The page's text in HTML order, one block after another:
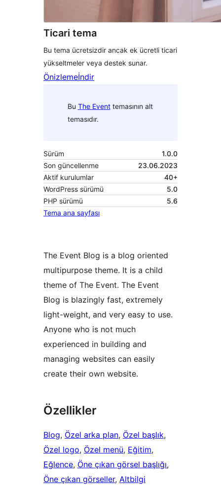
Ticari tema
Bu tema ücretsizdir ancak ek ücretli ticari
yükseltmeler veya destek sunar.
Önizlemeİndir
Bu The Eventtemasının alt
temasıdır.
Sürüm
1.0.0
Son güncellenme
23.06.2023
Aktif kurulumlar
40+
WordPress sürümü
5.0
PHP sürümü
5.6
Tema ana sayfası
The Event Blog is a blog oriented
multipurpose theme. It is a child
theme of The Event. The Event
Blog is blazingly fast, extremely
light-weight, and very easy to use.
Anyone who is not much
experienced in building and
managing websites can easily
create their own website.
Özellikler
Blog, Özel arka plan, Özel başlık
Özel logo, Özel menü, Eğitim
Eğlence, Öne çıkan görsel başlığı
Öne çıkan görseller, Altbilgi